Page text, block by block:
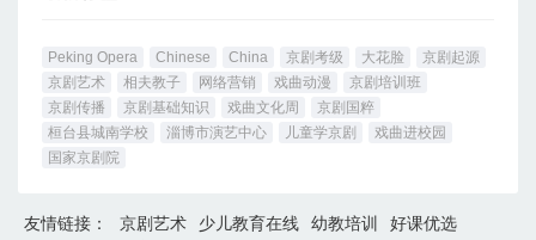
Peking Opera Chinese China 京剧考级 大花脸
京剧起源
京剧艺术
相夫教子 网络营销 戏曲动漫
京剧培训班
京剧传播
京剧基础知识 戏曲文化周
京剧国粹
桓台县城南学校
淄博市演艺中心 儿童学京剧
戏曲进校园
国家京剧院
友情链接： 京剧艺术 少儿教育在线 幼教培训
好课优选